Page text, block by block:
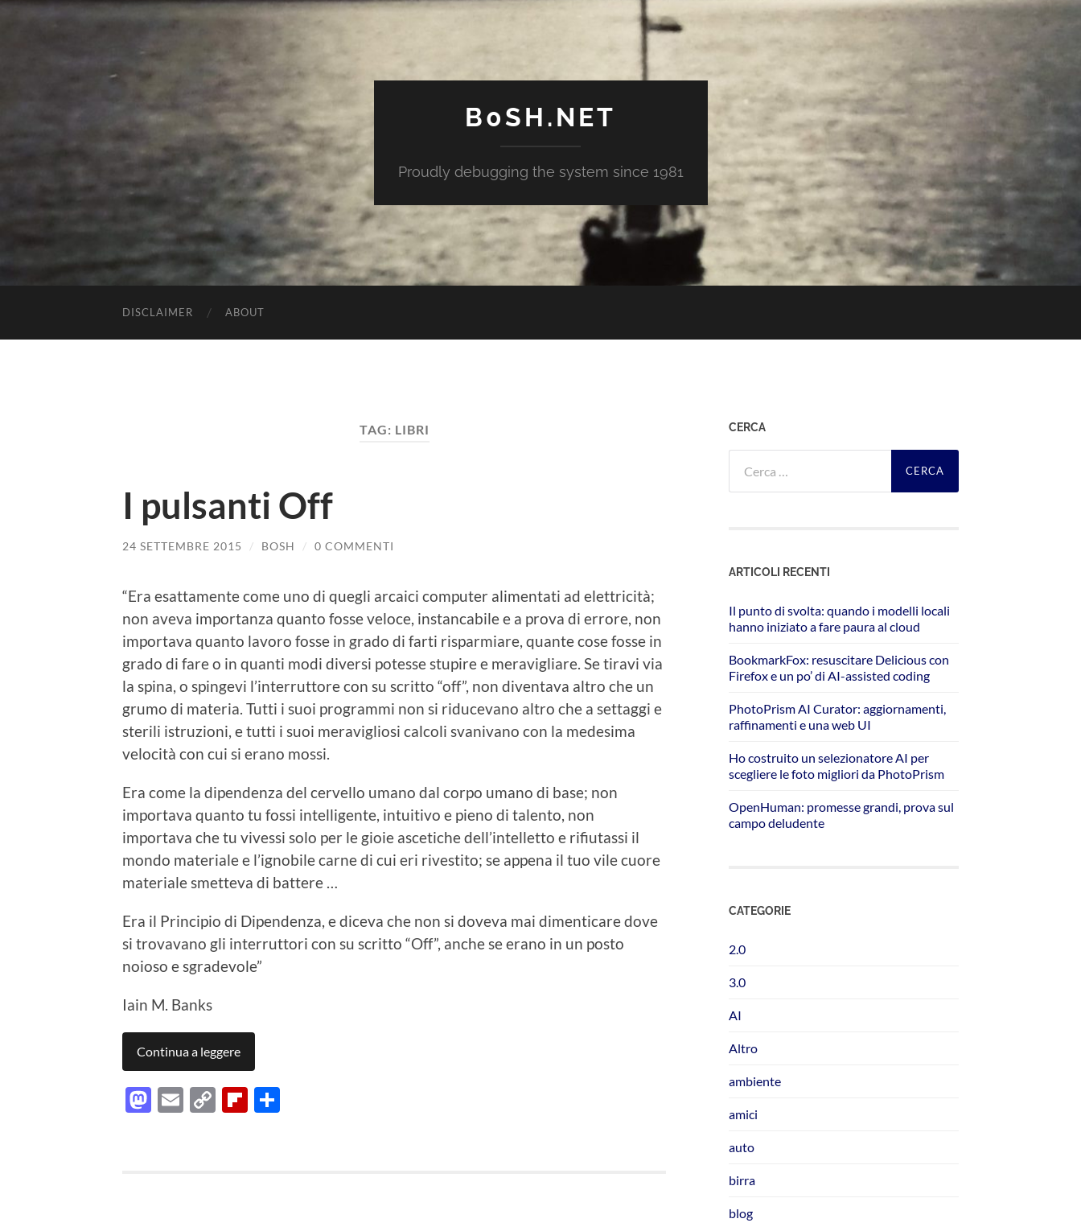
B0SH.NET
Proudly debugging the system since 1981
DISCLAIMER ABOUT
TAG: LIBRI
I pulsanti Off
24 SETTEMBRE 2015 / BOSH / 0 COMMENTI
“Era esattamente come uno di quegli arcaici computer alimentati ad elettricità;
non aveva importanza quanto fosse veloce, instancabile e a prova di errore, non
importava quanto lavoro fosse in grado di farti risparmiare, quante cose fosse in
grado di fare o in quanti modi diversi potesse stupire e meravigliare. Se tiravi via
la spina, o spingevi l’interruttore con su scritto “off”, non diventava altro che un
grumo di materia. Tutti i suoi programmi non si riducevano altro che a settaggi e
sterili istruzioni, e tutti i suoi meravigliosi calcoli svanivano con la medesima
velocità con cui si erano mossi.
Era come la dipendenza del cervello umano dal corpo umano di base; non
importava quanto tu fossi intelligente, intuitivo e pieno di talento, non
importava che tu vivessi solo per le gioie ascetiche dell’intelletto e rifiutassi il
mondo materiale e l’ignobile carne di cui eri rivestito; se appena il tuo vile cuore
materiale smetteva di battere …
Era il Principio di Dipendenza, e diceva che non si doveva mai dimenticare dove
si trovavano gli interruttori con su scritto “Off”, anche se erano in un posto
noioso e sgradevole”
Iain M. Banks
Continua a leggere
Mastodon
EmailCopyFlipboard
CERCA
per:
ARTICOLI RECENTI
Il punto di svolta: quando i modelli locali
hanno iniziato a fare paura al cloud
BookmarkFox: resuscitare Delicious con
Firefox e un po’ di AI-assisted coding
PhotoPrism AI Curator: aggiornamenti,
raffinamenti e una web UI
Ho costruito un selezionatore AI per
scegliere le foto migliori da PhotoPrism
OpenHuman: promesse grandi, prova sul
campo deludente
CATEGORIE
2.0
3.0
AI
Altro
ambiente
amici
auto
birra
blog